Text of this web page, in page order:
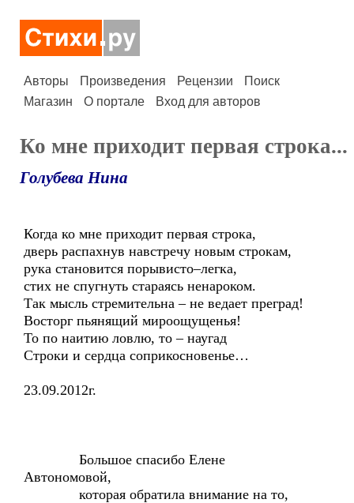
Авторы Произведения Рецензии
Поиск
Магазин
О портале Вход для авторов
Ко мне приходит первая строка...
Голубева Нина
Когда ко мне приходит первая строка,
дверь распахнув навстречу новым строкам,
рука становится порывисто–легка,
стих не спугнуть стараясь ненароком.
Так мысль стремительна – не ведает преград!
Восторг пьянящий мироощущенья!
То по наитию ловлю, то – наугад
Строки и сердца соприкосновенье…
23.09.2012г.
Большое спасибо Елене
Автономовой,
которая обратила внимание на то,